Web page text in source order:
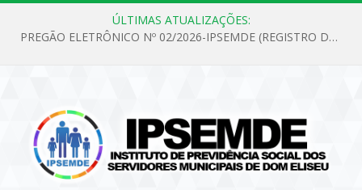
ÚLTIMAS ATUALIZAÇÕES:
PREGÃO ELETRÔNICO Nº 02/2026-IPSEMDE (REGISTRO DE PREÇOS PARA FUTURA E EVENTUAL AQUISIÇÃO DE MATERIAL DE LIMPEZA E GÊNEROS ALIMENTÍCIOS PARA ATENDER AS NECESSIDADES DO INSTITUTO DE PREVIDÊNCIA SOCIAL DOS SERVIDORES MUNICIPAIS DE DOM ELISEU.)